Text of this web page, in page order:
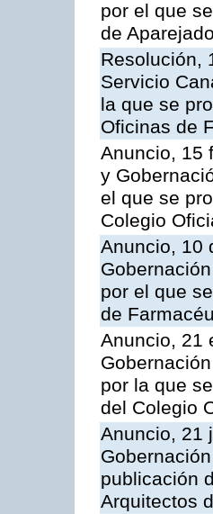
por el que
de
Resolución,
Servicio
la que se
Oficinas de
Anuncio, 15
y
el que se
Colegio
Anuncio, 10
por el que
de
Anuncio, 21
por la que
del Colegio
Anuncio, 21
publicación
Arquitectos